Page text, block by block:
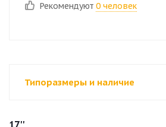
Рекомендуют 0 человек
Типоразмеры и наличие
17''